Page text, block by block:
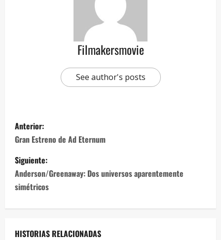
Filmakersmovie
See author's posts
Anterior:
Gran Estreno de Ad Eternum
Siguiente:
Anderson/Greenaway: Dos universos aparentemente
simétricos
HISTORIAS RELACIONADAS